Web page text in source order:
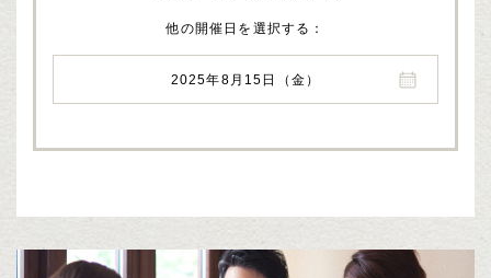
他の開催日を選択する
2025年8月15日（金）